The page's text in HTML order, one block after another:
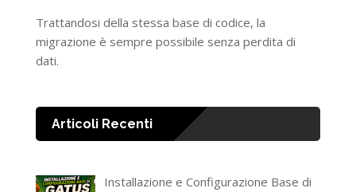
Trattandosi della stessa base di codice, la
migrazione è sempre possibile senza perdita di
dati.
Articoli Recenti
Installazione e Configurazione Base di